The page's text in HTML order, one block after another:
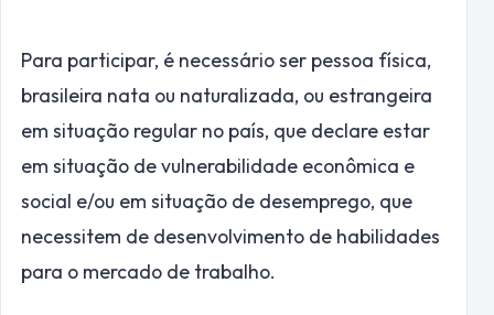
Para participar, é necessário ser pessoa física,
brasileira nata ou naturalizada, ou estrangeira
em situação regular no país, que declare estar
em situação de vulnerabilidade econômica e
social e/ou em situação de desemprego, que
necessitem de desenvolvimento de habilidades
para o mercado de trabalho.